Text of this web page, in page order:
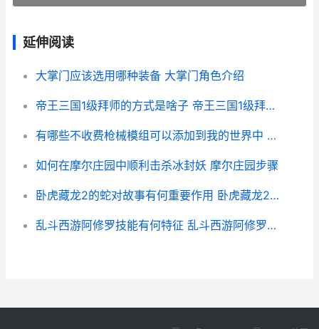
延伸阅读
大掌门应该选用哪种装备 大掌门角色介绍
帝王三国1级拜师的方式是啥子 帝王三国1级拜师怎么玩
有哪些不收费枪械模组可以添加到我的世界中 没有不收费的吗
如何在摩尔庄园中顺利击杀冰封妖 摩尔庄园步骤
卧虎藏龙2的蛇对故事有何重要作用 卧虎藏龙2演员
乱斗西游阿修罗技能有何特征 乱斗西游阿修罗阵容